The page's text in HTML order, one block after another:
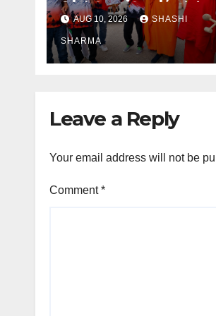
किलोमीटर दूरी तय करने के
लिए ऋषिकेश हुई रवाना
AUG 10, 2026 SHASHI
SHARMA
Leave a Reply
Your email address will not be
Comment*